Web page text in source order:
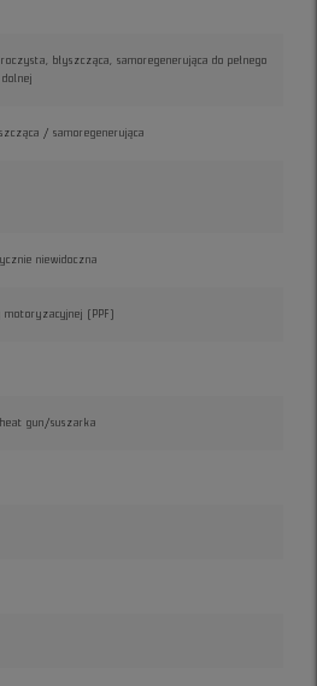
błyszcząca, samoregenerująca do pełnego
/ samoregenerująca
niewidoczna
motoryzacyjnej (PPF)
gun/suszarka